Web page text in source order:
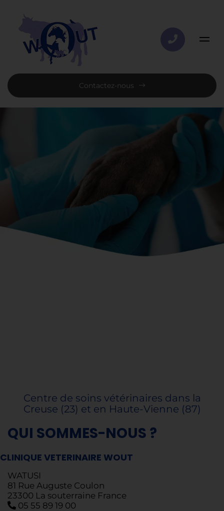
Contactez-nous
Centre de soins vétérinaires dans la
Creuse (23) et en Haute-Vienne (87)
QUI SOMMES-NOUS ?
CLINIQUE VETERINAIRE WOUT
WATUSI
81 Rue Auguste Coulon
23300 La souterraine France
05 55 89 19 00